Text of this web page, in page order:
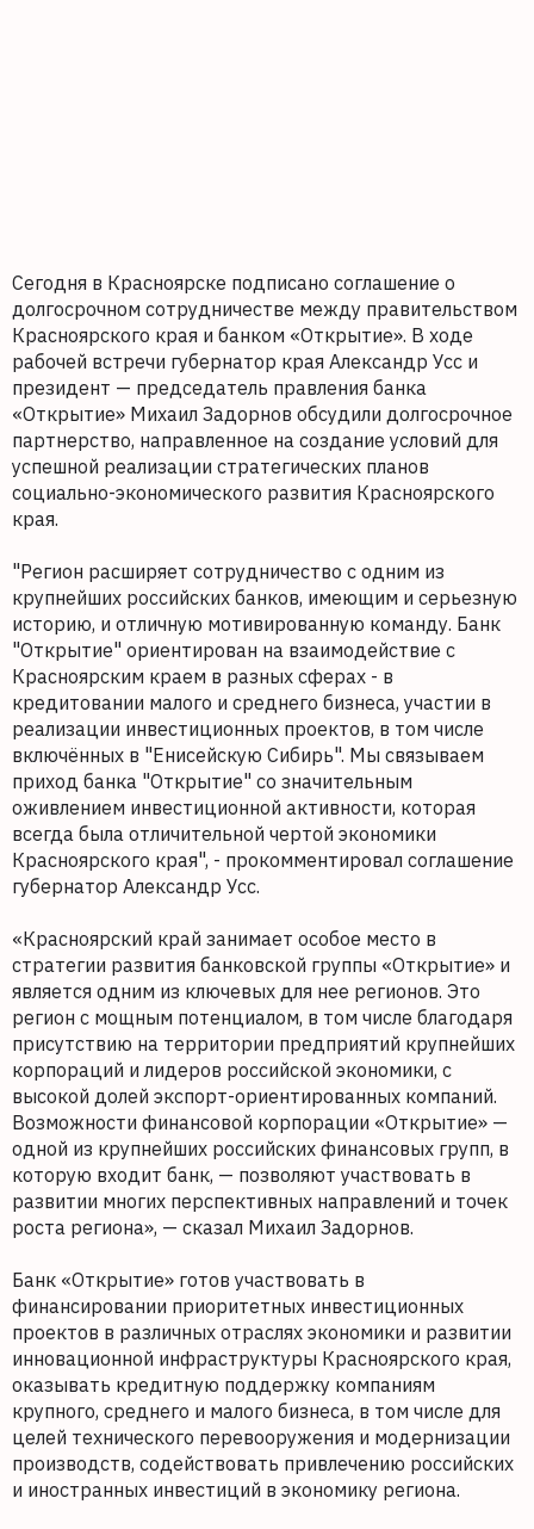
Сегодня в Красноярске подписано соглашение о
долгосрочном сотрудничестве между правительством
Красноярского края и банком «Открытие». В ходе
рабочей встречи губернатор края Александр Усс и
президент — председатель правления банка
«Открытие» Михаил Задорнов обсудили долгосрочное
партнерство, направленное на создание условий для
успешной реализации стратегических планов
социально-экономического развития Красноярского
края.
"Регион расширяет сотрудничество с одним из
крупнейших российских банков, имеющим и серьезную
историю, и отличную мотивированную команду. Банк
"Открытие" ориентирован на взаимодействие с
Красноярским краем в разных сферах - в
кредитовании малого и среднего бизнеса, участии в
реализации инвестиционных проектов, в том числе
включённых в "Енисейскую Сибирь". Мы связываем
приход банка "Открытие" со значительным
оживлением инвестиционной активности, которая
всегда была отличительной чертой экономики
Красноярского края", - прокомментировал соглашение
губернатор Александр Усс.
«Красноярский край занимает особое место в
стратегии развития банковской группы «Открытие» и
является одним из ключевых для нее регионов. Это
регион с мощным потенциалом, в том числе благодаря
присутствию на территории предприятий крупнейших
корпораций и лидеров российской экономики, с
высокой долей экспорт-ориентированных компаний.
Возможности финансовой корпорации «Открытие» —
одной из крупнейших российских финансовых групп, в
которую входит банк, — позволяют участвовать в
развитии многих перспективных направлений и точек
роста региона», — сказал Михаил Задорнов.
Банк «Открытие» готов участвовать в
финансировании приоритетных инвестиционных
проектов в различных отраслях экономики и развитии
инновационной инфраструктуры Красноярского края,
оказывать кредитную поддержку компаниям
крупного, среднего и малого бизнеса, в том числе для
целей технического перевооружения и модернизации
производств, содействовать привлечению российских
и иностранных инвестиций в экономику региона.